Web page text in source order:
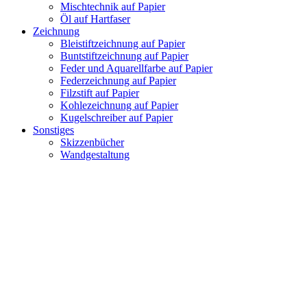
Mischtechnik auf Papier
Öl auf Hartfaser
Zeichnung
Bleistiftzeichnung auf Papier
Buntstiftzeichnung auf Papier
Feder und Aquarellfarbe auf Papier
Federzeichnung auf Papier
Filzstift auf Papier
Kohlezeichnung auf Papier
Kugelschreiber auf Papier
Sonstiges
Skizzenbücher
Wandgestaltung